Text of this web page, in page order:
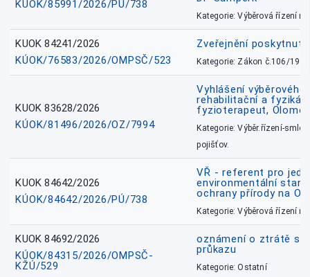
KÚOK/85991/2026/PÚ/738
Kategorie: Výběrová řízení
KUOK 84241/2026
KÚOK/76583/2026/OMPSČ/523
Zveřejnění
Kategorie: Zákon č.106/1999
KUOK 83628/2026
KÚOK/81496/2026/OZ/7994
Vyhlášení
rehabilitační a
fyzioterapeut,
Kategorie: Výběr.řízení-
pojišťov.
KUOK 84642/2026
KÚOK/84642/2026/PÚ/738
VŘ - referent pro
environmentální
ochrany přírody na
Kategorie: Výběrová řízení
KUOK 84692/2026
KÚOK/84315/2026/OMPSČ-
KŽÚ/529
oznámení o ztrátě
průkazu
Kategorie: Ostatní